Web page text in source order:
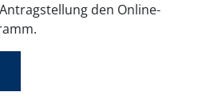
den Online-